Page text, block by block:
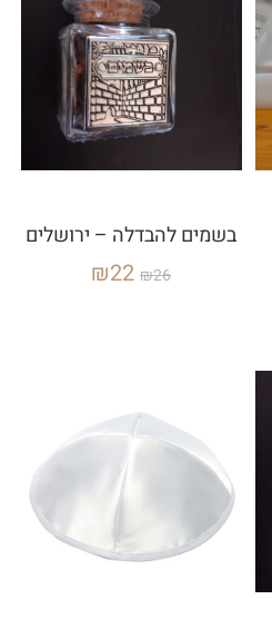
בשמים להבדלה – ירושלים
₪26
₪22